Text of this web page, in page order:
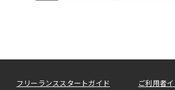
フリーランススタートガイド ご利用者